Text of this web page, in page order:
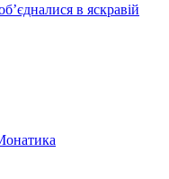
в яскравій